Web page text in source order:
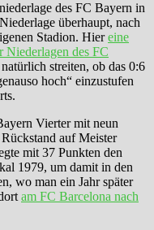
des FC Bayern in
überhaupt, nach
Stadion. Hiereine
Niederlagen des FC
streiten, ob das 0:6
hoch“ einzustufen
Vierter mit neun
auf Meister
mit 37 Punkten den
1979, um damit in den
wo man ein Jahr später
am FC Barcelona nach